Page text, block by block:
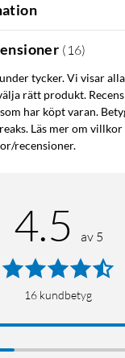
( 16)
tycker. Vi visar
rätt produkt.
har köpt varan.
Läs mer om
recensioner.
4.5 av 5
16 kundbetyg